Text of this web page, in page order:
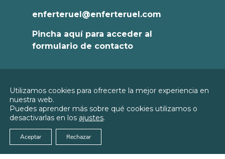
enferteruel@enferteruel.com
Pincha aquí para acceder al
formulario de contacto
© 2026 Colegio Oficial de Enfermería de
Teruel
Política de
Privacidad
Política de
Utilizamos cookies para ofrecerte la mejor experiencia en
nuestra web.
Puedes aprender más sobre qué cookies utilizamos o
desactivarlas en los ajustes.
Aceptar Rechazar